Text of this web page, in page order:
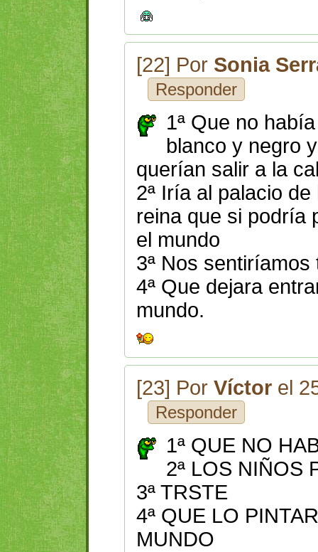
[22] Por Sonia
Responder
1ª Que no
blanco y negro
querían salir a la
2ª Iría al palacio
reina que si podría
el mundo
3ª Nos sentiríamos
4ª Que dejara
mundo.
[23] Por Víctor el
Responder
1ª QUE NO
2ª LOS NIÑOS
3ª TRSTE
4ª QUE LO
MUNDO